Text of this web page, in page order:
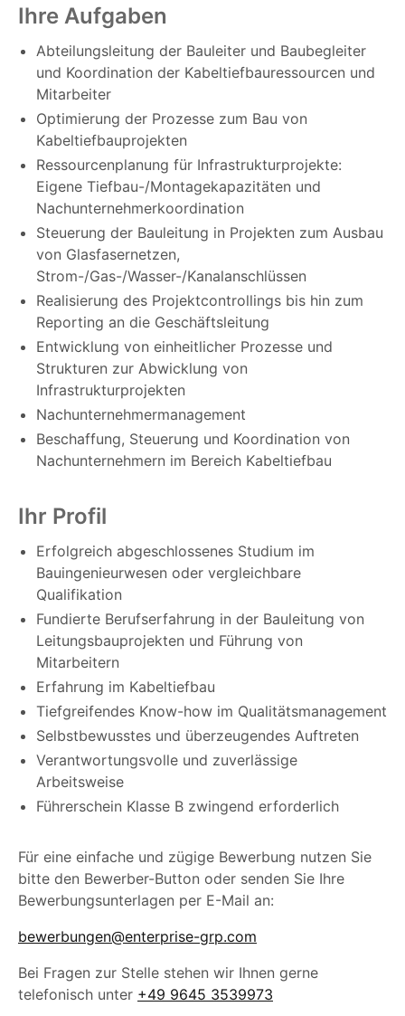
Ihre Aufgaben
Abteilungsleitung der Bauleiter und Baubegleiter
und Koordination der Kabeltiefbauressourcen und
Mitarbeiter
Optimierung der Prozesse zum Bau von
Kabeltiefbauprojekten
Ressourcenplanung für Infrastrukturprojekte:
Eigene Tiefbau-/Montagekapazitäten und
Nachunternehmerkoordination
Steuerung der Bauleitung in Projekten zum Ausbau
von Glasfasernetzen,
Strom-/Gas-/Wasser-/Kanalanschlüssen
Realisierung des Projektcontrollings bis hin zum
Reporting an die Geschäftsleitung
Entwicklung von einheitlicher Prozesse und
Strukturen zur Abwicklung von
Infrastrukturprojekten
Nachunternehmermanagement
Beschaffung, Steuerung und Koordination von
Nachunternehmern im Bereich Kabeltiefbau
Ihr Profil
Erfolgreich abgeschlossenes Studium im
Bauingenieurwesen oder vergleichbare
Qualifikation
Fundierte Berufserfahrung in der Bauleitung von
Leitungsbauprojekten und Führung von
Mitarbeitern
Erfahrung im Kabeltiefbau
Tiefgreifendes Know-how im Qualitätsmanagement
Selbstbewusstes und überzeugendes Auftreten
Verantwortungsvolle und zuverlässige
Arbeitsweise
Führerschein Klasse B zwingend erforderlich
Für eine einfache und zügige Bewerbung nutzen Sie
bitte den Bewerber-Button oder senden Sie Ihre
Bewerbungsunterlagen per E-Mail an:
bewerbungen@enterprise-grp.com
Bei Fragen zur Stelle stehen wir Ihnen gerne
telefonisch unter +49 9645 3539973